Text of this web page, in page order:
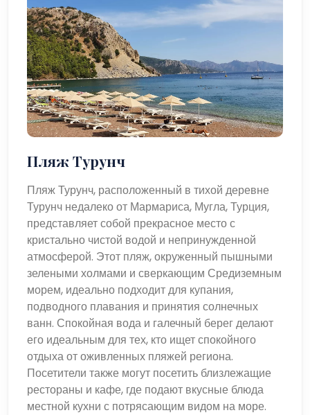
Пляж Турунч
Пляж Турунч, расположенный в тихой деревне
Турунч недалеко от Мармариса, Мугла, Турция,
представляет собой прекрасное место с
кристально чистой водой и непринужденной
атмосферой. Этот пляж, окруженный пышными
зелеными холмами и сверкающим Средиземным
морем, идеально подходит для купания,
подводного плавания и принятия солнечных
ванн. Спокойная вода и галечный берег делают
его идеальным для тех, кто ищет спокойного
отдыха от оживленных пляжей региона.
Посетители также могут посетить близлежащие
рестораны и кафе, где подают вкусные блюда
местной кухни с потрясающим видом на море.